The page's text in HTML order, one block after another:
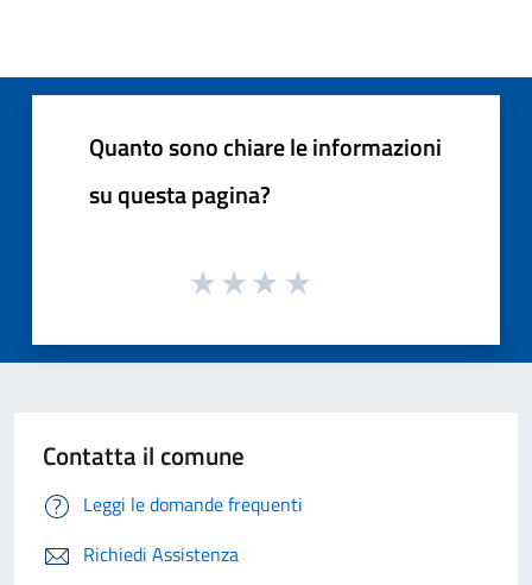
Quanto sono chiare le informazioni
su questa pagina?
Contatta il comune
Leggi le domande frequenti
Richiedi Assistenza